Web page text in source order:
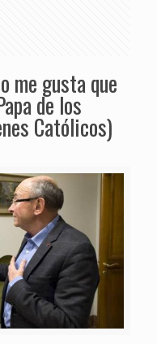
me gusta que
de los
Católicos)